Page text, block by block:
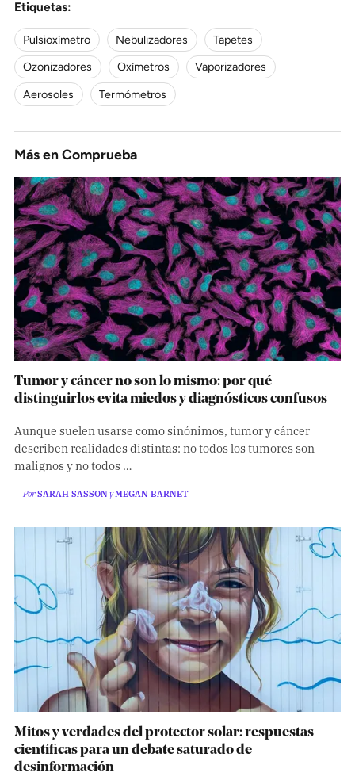
Etiquetas:
Pulsioxímetro Nebulizadores
Tapetes
Ozonizadores
Oxímetros
Vaporizadores
Aerosoles
Termómetros
Más enComprueba
Tumor y cáncer no son lo mismo: por qué
distinguirlos evita miedos y diagnósticos confusos
Aunque suelen usarse como sinónimos, tumor y cáncer
describen realidades distintas: no todos los tumores son
malignos y no todos …
―PorSARAH SASSONyMEGAN BARNET
Mitos y verdades del protector solar: respuestas
científicas para un debate saturado de
desinformación